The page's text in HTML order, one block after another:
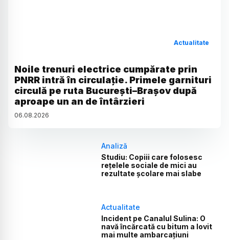
Actualitate
Noile trenuri electrice cumpărate prin
PNRR intră în circulație. Primele garnituri
circulă pe ruta București–Brașov după
aproape un an de întârzieri
06.08.2026
Analiză
Studiu: Copiii care folosesc
rețelele sociale de mici au
rezultate școlare mai slabe
Actualitate
Incident pe Canalul Sulina: O
navă încărcată cu bitum a lovit
mai multe ambarcațiuni